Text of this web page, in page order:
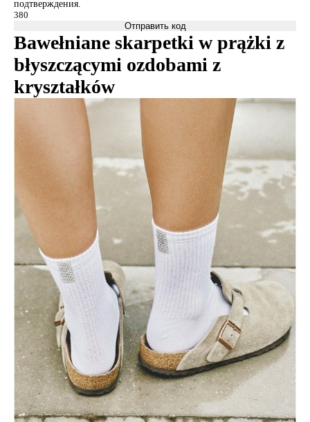
подтверждения.
Отправить код
Bawełniane skarpetki w prążki z
błyszczącymi ozdobami z
kryształków